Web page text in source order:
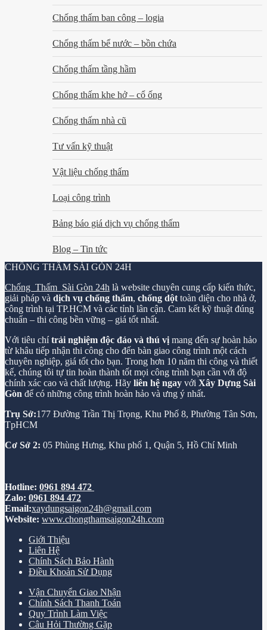
Chống thấm ban công – logia
Chống thấm bể nước – bồn chứa
Chống thấm tầng hầm
Chống thấm khe hở – cổ ống
Chống thấm nhà cũ
Tư vấn kỹ thuật
Vật liệu chống thấm
Loại công trình
Bảng báo giá dịch vụ chống thấm
Blog – Tin tức
CHỐNG THẤM SÀI GÒN 24H
Chống Thấm Sài Gòn 24h là website chuyên cung cấp kiến thức,
giải pháp và dịch vụ chống thấm, chống dột toàn diện cho nhà ở,
công trình tại TP.HCM và các tỉnh lân cận. Cam kết kỹ thuật đúng
chuẩn – thi công bền vững – giá tốt nhất.
Với tiêu chítrải nghiệm độc đáo và thú vị mang đến sự hoàn hảo
từ khâu tiếp nhận thi công cho đến bàn giao công trình một cách
chuyên nghiệp, giá tốt cho bạn. Trong hơn 10 năm thi công và thiết
kế, chúng tôi tự tin hoàn thành tốt mọi công trình bạn cần với độ
chính xác cao và chất lượng. Hãy liên hệ ngay với Xây Dựng Sài
Gòn để có những công trình hoàn hảo và ưng ý nhất.
Trụ Sở:177 Đường Trần Thị Trọng, Khu Phố 8, Phường Tân Sơn,
TpHCM
Cơ Sở 2: 05 Phùng Hưng, Khu phố 1, Quận 5, Hồ Chí Minh
Hotline: 0961 894 472
Zalo: 0961 894 472
Email:xaydungsaigon24h@gmail.com
Website: www.chongthamsaigon24h.com
Giới Thiệu
Liên Hệ
Chính Sách Bảo Hành
Điều Khoản Sử Dụng
Vận Chuyển Giao Nhận
Chính Sách Thanh Toán
Quy Trình Làm Việc
Câu Hỏi Thường Gặp